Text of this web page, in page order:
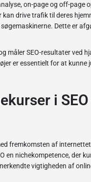
on-page og off-page
drive trafik til deres
Dette er
måler SEO-resultater ved
er essentielt for at kunne
i SEO
fremkomsten af
en nichekompetence, der
vigtigheden af